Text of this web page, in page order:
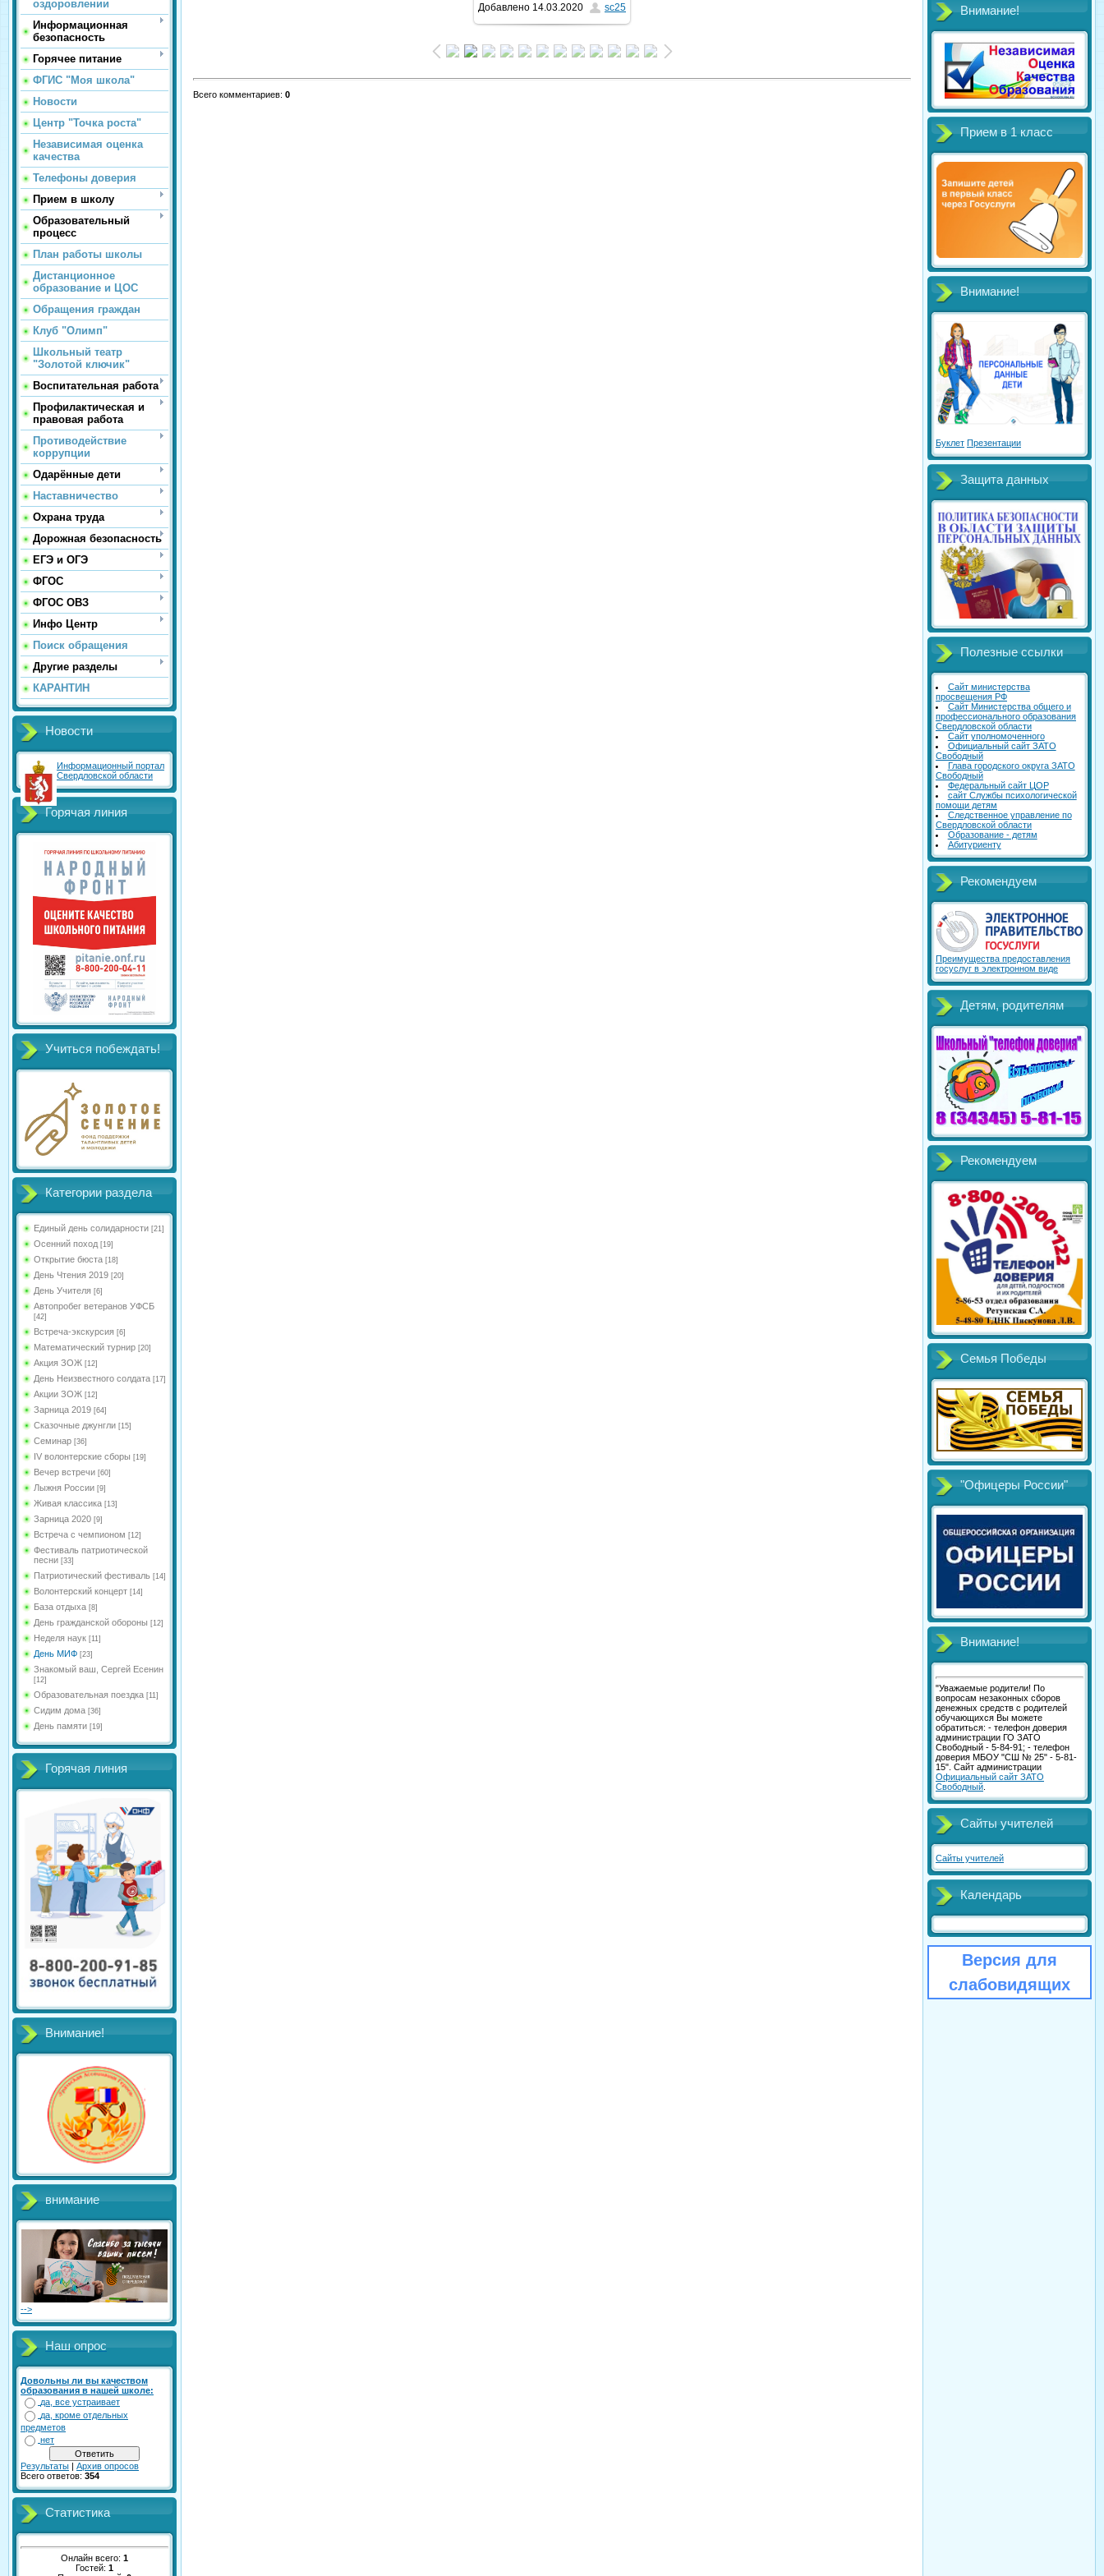
оздоровлении
Информационная
безопасность
Горячее питание
ФГИС "Моя школа"
Новости
Центр "Точка роста"
Независимая оценка
качества
Телефоны доверия
Прием в школу
Образовательный
процесс
План работы школы
Дистанционное
образование и ЦОС
Обращения граждан
Клуб "Олимп"
Школьный театр
"Золотой ключик"
Воспитательная работа
Профилактическая и
правовая работа
Противодействие
коррупции
Одарённые дети
Наставничество
Охрана труда
Дорожная безопасность
ЕГЭ и ОГЭ
ФГОС
ФГОС ОВЗ
Инфо Центр
Поиск обращения
Другие разделы
КАРАНТИН
Новости
Информационный портал
Свердловской области
Горячая линия
Учиться побеждать!
Категории раздела
Единый день солидарности [21]
Осенний поход [19]
Открытие бюста [18]
День Чтения 2019 [20]
День Учителя [6]
Автопробег ветеранов УФСБ
[42]
Встреча-экскурсия [6]
Математический турнир [20]
Акция ЗОЖ [12]
День Неизвестного солдата [17]
Акции ЗОЖ [12]
Зарница 2019 [64]
Сказочные джунгли [15]
Семинар [36]
IV волонтерские сборы [19]
Вечер встречи [60]
Лыжня России [9]
Живая классика [13]
Зарница 2020 [9]
Встреча с чемпионом [12]
Фестиваль патриотической
песни [33]
Патриотический фестиваль [14]
Волонтерский концерт [14]
База отдыха [8]
День гражданской обороны [12]
Неделя наук [11]
День МИФ [23]
Знакомый ваш, Сергей Есенин
[12]
Образовательная поездка [11]
Сидим дома [36]
День памяти [19]
Горячая линия
Внимание!
внимание
-->
Наш опрос
Довольны ли вы качеством
образования в нашей школе:
да, все устраивает
да, кроме отдельных
предметов
нет
Результаты | Архив опросов
Всего ответов: 354
Статистика
Онлайн всего: 1
Гостей: 1
1024x576/ 81.5Kb
Добавлено 14.03.2020 sc25
Всего комментариев: 0
Внимание!
Прием в 1 класс
Внимание!
Буклет Презентации
Защита данных
Полезные ссылки
Сайт министерства
просвещения РФ
Сайт Министерства общего и
профессионального образования
Свердловской области
Сайт уполномоченного
Официальный сайт ЗАТО
Свободный
Глава городского округа ЗАТО
Свободный
Федеральный сайт ЦОР
сайт Службы психологической
помощи детям
Следственное управление по
Свердловской области
Образование - детям
Абитуриенту
Рекомендуем
Преимущества предоставления
госуслуг в электронном виде
Детям, родителям
Рекомендуем
Семья Победы
"Офицеры России"
Внимание!
"Уважаемые родители! По
вопросам незаконных сборов
денежных средств с родителей
обучающихся Вы можете
обратиться: - телефон доверия
администрации ГО ЗАТО
Свободный - 5-84-91; - телефон
доверия МБОУ "СШ № 25" - 5-81-
15". Сайт администрации
Официальный сайт ЗАТО
Свободный
Сайты учителей
Сайты учителей
Календарь
Версия для
слабовидящих